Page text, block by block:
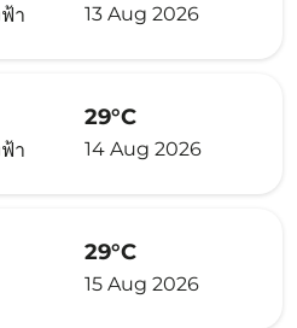
า
13 Aug 2026
า
29°C
14 Aug 2026
29°C
15 Aug 2026